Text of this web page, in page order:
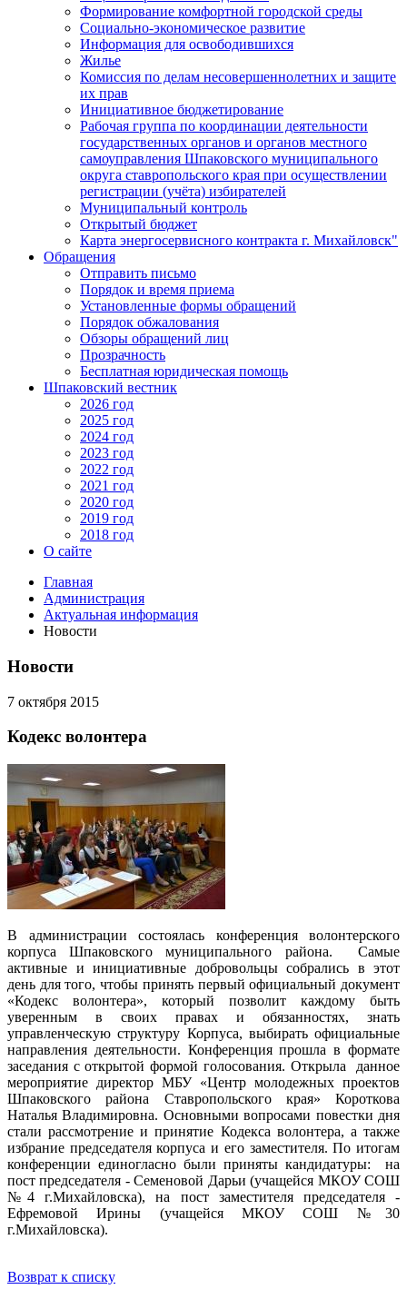
Формирование комфортной городской среды
Социально-экономическое развитие
Информация для освободившихся
Жилье
Комиссия по делам несовершеннолетних и защите
их прав
Инициативное бюджетирование
Рабочая группа по координации деятельности
государственных органов и органов местного
самоуправления Шпаковского муниципального
округа ставропольского края при осуществлении
регистрации (учёта) избирателей
Муниципальный контроль
Открытый бюджет
Карта энергосервисного контракта г. Михайловск"
Обращения
Отправить письмо
Порядок и время приема
Установленные формы обращений
Порядок обжалования
Обзоры обращений лиц
Прозрачность
Бесплатная юридическая помощь
Шпаковский вестник
2026 год
2025 год
2024 год
2023 год
2022 год
2021 год
2020 год
2019 год
2018 год
О сайте
Главная
Администрация
Актуальная информация
Новости
Новости
7 октября 2015
Кодекс волонтера
В администрации состоялась конференция волонтерского
корпуса Шпаковского муниципального района. Самые
активные и инициативные добровольцы собрались в этот
день для того, чтобы принять первый официальный документ
«Кодекс волонтера», который позволит каждому быть
уверенным в своих правах и обязанностях, знать
управленческую структуру Корпуса, выбирать официальные
направления деятельности. Конференция прошла в формате
заседания с открытой формой голосования. Открыла данное
мероприятие директор МБУ «Центр молодежных проектов
Шпаковского района Ставропольского края» Короткова
Наталья Владимировна. Основными вопросами повестки дня
стали рассмотрение и принятие Кодекса волонтера, а также
избрание председателя корпуса и его заместителя. По итогам
конференции единогласно были приняты кандидатуры: на
пост председателя - Семеновой Дарьи (учащейся МКОУ СОШ
№4 г.Михайловска), на пост заместителя председателя -
Ефремовой Ирины (учащейся МКОУ СОШ №30
г.Михайловска).
Возврат к списку